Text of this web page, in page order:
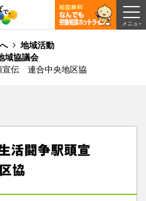
地域活動
域協議会
伝 連合中央地区協
活闘争駅頭宣
協